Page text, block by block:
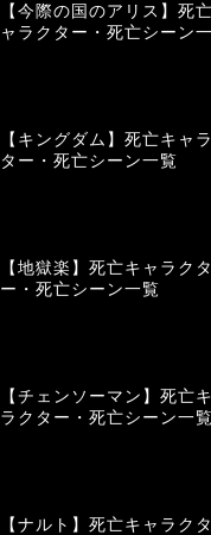
【今際の国のアリス】死
ャラクター・死亡シーン
【キングダム】死亡キャ
ター・死亡シーン一覧
【地獄楽】死亡キャラクタ
ー・死亡シーン一覧
【チェンソーマン】死亡
ラクター・死亡シーン一覧
【ナルト】死亡キャラクタ